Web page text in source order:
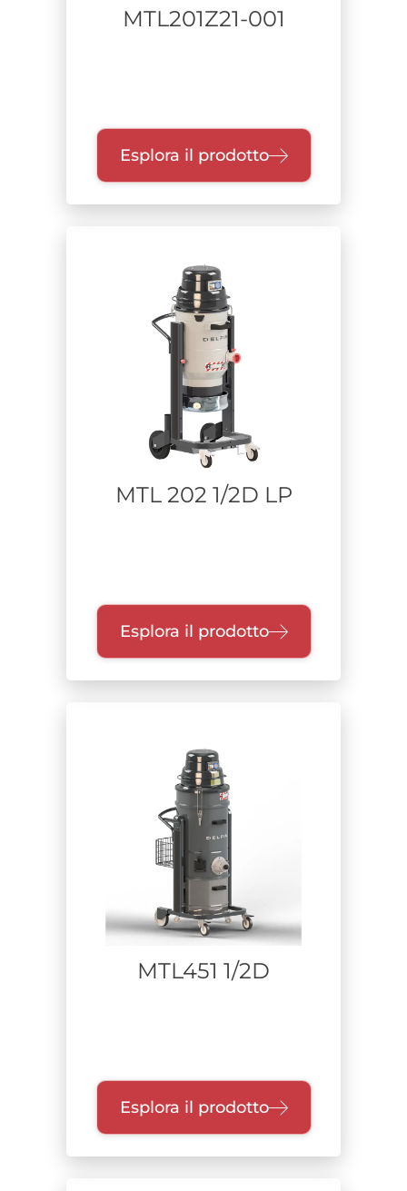
MTL201Z21-001
Esplora il prodotto
MTL 202 1/2D LP
Esplora il prodotto
MTL451 1/2D
Esplora il prodotto